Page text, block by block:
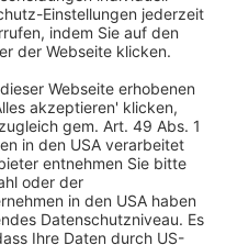
ein
Wie können
reagieren?
NI sollte nicht isoliert
chromba­sier­te
empfehlt es sich,
CFPA ist eine